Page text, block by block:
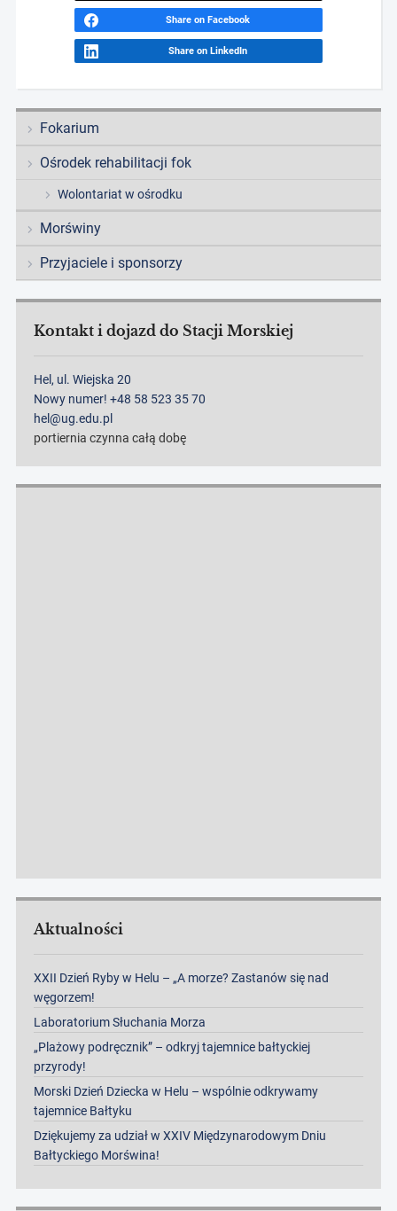
Fokarium
Ośrodek rehabilitacji fok
Wolontariat w ośrodku
Morświny
Przyjaciele i sponsorzy
Kontakt i dojazd do Stacji Morskiej
Hel, ul. Wiejska 20
Nowy numer! +48 58 523 35 70
hel@ug.edu.pl
portiernia czynna całą dobę
Share on Facebook
Share on LinkedIn
Aktualności
XXII Dzień Ryby w Helu – „A morze? Zastanów się nad
węgorzem!
Laboratorium Słuchania Morza
„Plażowy podręcznik” – odkryj tajemnice bałtyckiej
przyrody!
Morski Dzień Dziecka w Helu – wspólnie odkrywamy
tajemnice Bałtyku
Dziękujemy za udział w XXIV Międzynarodowym Dniu
Bałtyckiego Morświna!